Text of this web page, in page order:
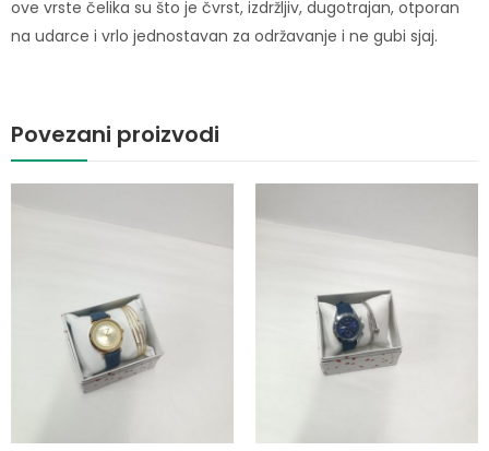
ove vrste čelika su što je čvrst, izdržljiv, dugotrajan, otporan
na udarce i vrlo jednostavan za održavanje i ne gubi sjaj.
Povezani proizvodi